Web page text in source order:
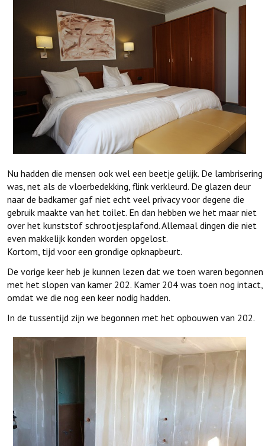
Nu hadden die mensen ook wel een beetje gelijk. De lambrisering
was, net als de vloerbedekking, flink verkleurd. De glazen deur
naar de badkamer gaf niet echt veel privacy voor degene die
gebruik maakte van het toilet. En dan hebben we het maar niet
over het kunststof schrootjesplafond. Allemaal dingen die niet
even makkelijk konden worden opgelost.
Kortom, tijd voor een grondige opknapbeurt.
De vorige keer heb je kunnen lezen dat we toen waren begonnen
met het slopen van kamer 202. Kamer 204 was toen nog intact,
omdat we die nog een keer nodig hadden.
In de tussentijd zijn we begonnen met het opbouwen van 202.